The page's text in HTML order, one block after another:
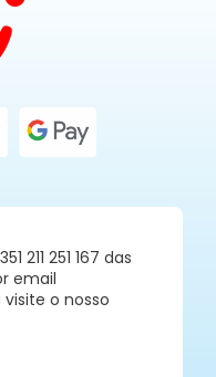
211 251 167 das
email
o nosso